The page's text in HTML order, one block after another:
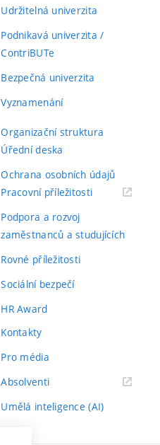
Udržitelná univerzita
Podnikavá univerzita /
ContriBUTe
Bezpečná univerzita
Vyznamenání
Organizační struktura
Úřední deska
Ochrana osobních údajů
Pracovní příležitosti(externí
Podpora a rozvoj
zaměstnanců a studujících
Rovné příležitosti
Sociální bezpečí
HR Award
Kontakty
Pro média
Absolventi(externí
Umělá inteligence (AI)